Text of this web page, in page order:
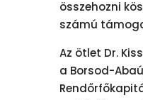
összehozni
számú
Az ötlet Dr.
a Borsod-